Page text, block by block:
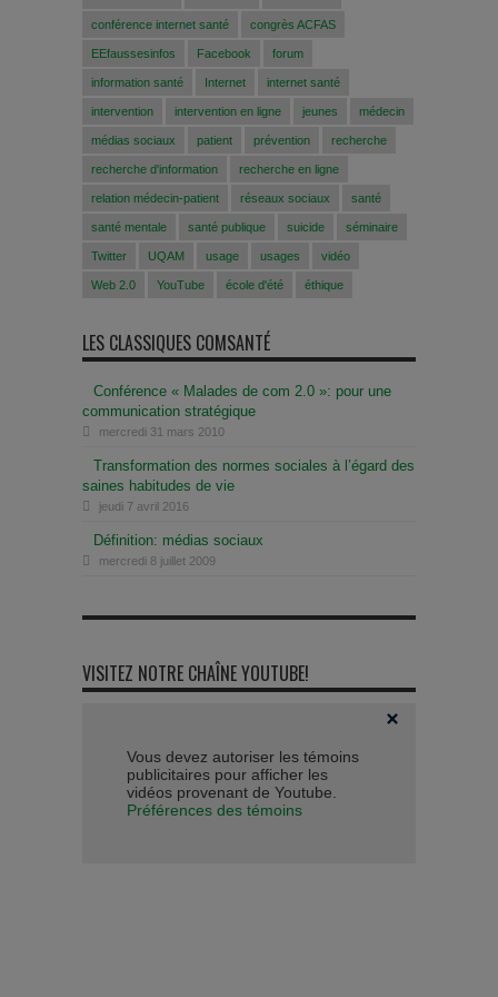
conférence internet santé congrès ACFAS
EEfaussesinfos Facebook forum
information santé Internet internet santé
intervention intervention en ligne jeunes médecin
médias sociaux patient prévention recherche
recherche d'information recherche en ligne
relation médecin-patient réseaux sociaux santé
santé mentale santé publique suicide séminaire
Twitter UQAM usage usages vidéo
Web 2.0 YouTube école d'été éthique
LES CLASSIQUES COMSANTÉ
Conférence « Malades de com 2.0 »: pour une
communication stratégique
mercredi 31 mars 2010
Transformation des normes sociales à l’égard des
saines habitudes de vie
jeudi 7 avril 2016
Définition: médias sociaux
mercredi 8 juillet 2009
VISITEZ NOTRE CHAÎNE YOUTUBE!
Vous devez autoriser les témoins
publicitaires pour afficher les
vidéos provenant de Youtube.
Préférences des témoins